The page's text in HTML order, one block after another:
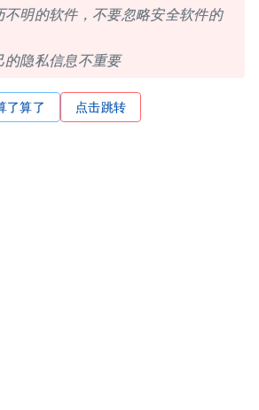
不明的软件，不要忽略安全软件的
的隐私信息不重要
了算了 点击跳转